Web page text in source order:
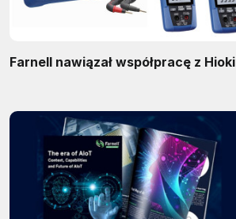
Farnell nawiązał współpracę z Hioki